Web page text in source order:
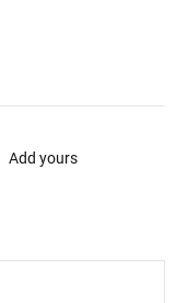
Add yours